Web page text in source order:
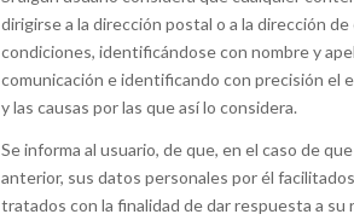
dirigirse a la dirección postal o a la dirección
condiciones, identificándose con nombre y
comunicación e identificando con precisión el
y las causas por las que así lo considera.
Se informa al usuario, de que, en el caso de
anterior, sus datos personales por él
tratados con la finalidad de dar respuesta a